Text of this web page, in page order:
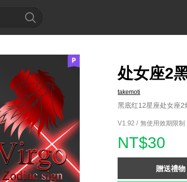
处女座2
takemoti
黑底红12星座处女座2
V1.92 / 無使用效期限制
NT$30
贈送禮物